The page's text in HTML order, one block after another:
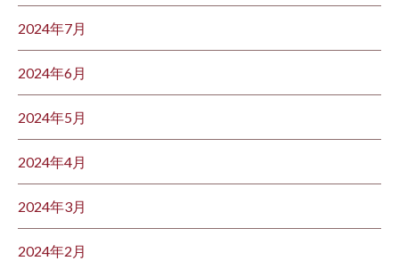
2024年7月
2024年6月
2024年5月
2024年4月
2024年3月
2024年2月